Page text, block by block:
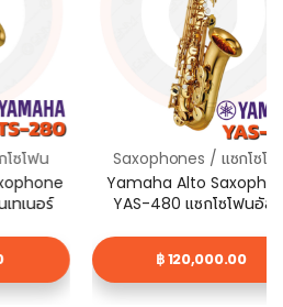
ร์
Saxophones / แซกโซโฟน
Yamaha Alto Saxophone
YAS-480 แซกโซโฟนอัลโต
฿ 120,000.00